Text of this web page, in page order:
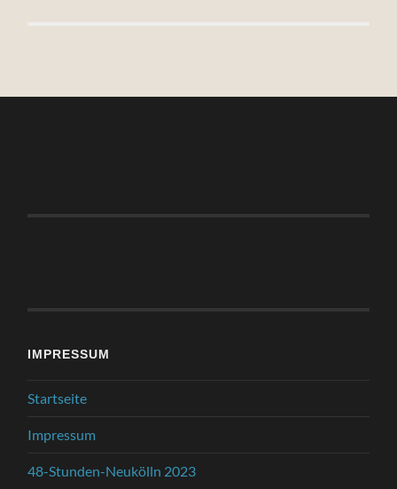
IMPRESSUM
Startseite
Impressum
48-Stunden-Neukölln 2023